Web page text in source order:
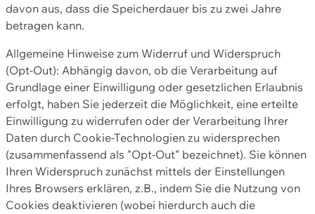
davon aus, dass die Speicherdauer bis zu zwei Jahre
betragen kann.
Allgemeine Hinweise zum Widerruf und Widerspruch
(Opt-Out): Abhängig davon, ob die Verarbeitung auf
Grundlage einer Einwilligung oder gesetzlichen Erlaubnis
erfolgt, haben Sie jederzeit die Möglichkeit, eine erteilte
Einwilligung zu widerrufen oder der Verarbeitung Ihrer
Daten durch Cookie-Technologien zu widersprechen
(zusammenfassend als "Opt-Out" bezeichnet). Sie können
Ihren Widerspruch zunächst mittels der Einstellungen
Ihres Browsers erklären, z.B., indem Sie die Nutzung von
Cookies deaktivieren (wobei hierdurch auch die